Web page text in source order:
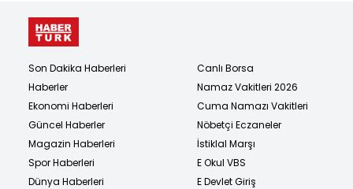
Son Dakika Haberleri
Haberler
Ekonomi Haberleri
Güncel Haberler
Magazin Haberleri
Spor Haberleri
Dünya Haberleri
Canlı Borsa
Namaz Vakitleri 2026
Cuma Namazı Vakitleri
Nöbetçi Eczaneler
İstiklal Marşı
E Okul VBS
E Devlet Giriş